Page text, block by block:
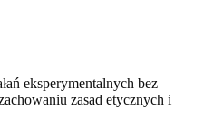
eksperymentalnych bez
zasad etycznych i